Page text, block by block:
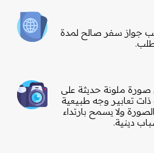
جواز سفر صالح لمدة
ملونة حديثة على
بأبعاد 2×2 بوصة ذات تعابير وجه طبيعية
الوجه 80٪ من الصورة ولا يسمح بارتداء
دينية.